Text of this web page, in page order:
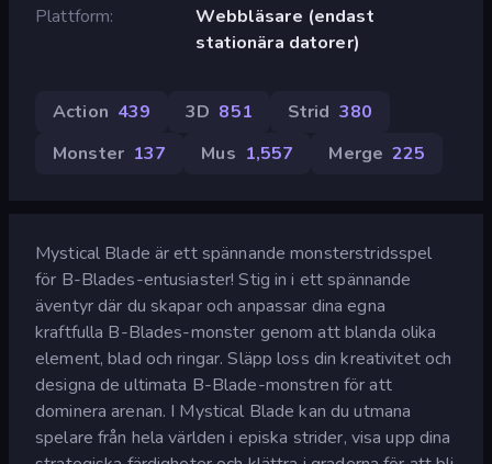
Plattform
Webbläsare (endast
stationära datorer)
Action 439 3D 851 Strid 380
Monster 137 Mus 1,557 Merge 225
Mystical Blade är ett spännande monsterstridsspel
för B-Blades-entusiaster! Stig in i ett spännande
äventyr där du skapar och anpassar dina egna
kraftfulla B-Blades-monster genom att blanda olika
element, blad och ringar. Släpp loss din kreativitet och
designa de ultimata B-Blade-monstren för att
dominera arenan. I Mystical Blade kan du utmana
spelare från hela världen i episka strider, visa upp dina